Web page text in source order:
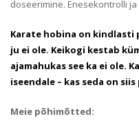
doseerimine. Enesekontrolli
Karate hobina on kindlasti
ju ei ole. Keikogi kestab
ajamahukas see ka ei ole.
iseendale – kas seda on siis
Meie põhimõtted: